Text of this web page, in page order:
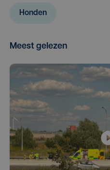
Honden
Meest gelezen